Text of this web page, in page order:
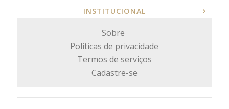
INSTITUCIONAL
Sobre
Políticas de privacidade
Termos de serviços
Cadastre-se